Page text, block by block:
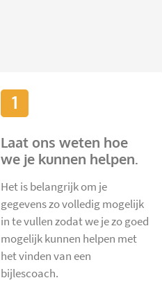
1
Laat ons weten hoe
we je kunnen helpen.
Het is belangrijk om je
gegevens zo volledig mogelijk
in te vullen zodat we je zo goed
mogelijk kunnen helpen met
het vinden van een
bijlescoach.